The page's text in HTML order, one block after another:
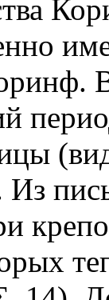
Из